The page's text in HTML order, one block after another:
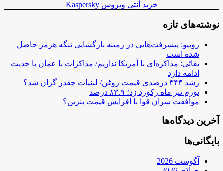
خرید آنتی ویروس Kaspersky
نوشته‌های تازه
روبیو: پیشرفت‌هایی در زمینه بازگشایی تنگه هرمز حاصل
شده است
بقائی: مذاکره‌ای با آمریکا نداریم/ مذاکرات با عمان با جدیت
ادامه دارد
رشد ۳۴۴ درصدی قیمت روغن/ لبنیات چقدر گران شد؟
تورم تیر ماه رکورد زد؛ ۸۳.۹ درصد
موافقت سران قوا با افزایش قیمت بنزین؟
آخرین دیدگاه‌ها
بایگانی‌ها
آگوست 2026